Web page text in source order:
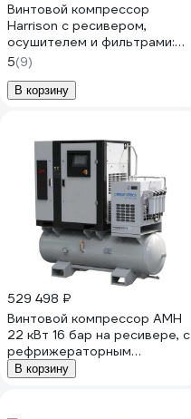
Винтовой компрессор
Harrison с ресивером,
осушителем и фильтрами:
1650л/мин, 8бар, 11кВт, HRS-
941650TDF5-8
5(9)
В корзину
529 498 ₽
Винтовой компрессор АМН
22 кВт 16 бар на ресивере, с
рефрижераторным
осушителем и
дополнительными
В корзину